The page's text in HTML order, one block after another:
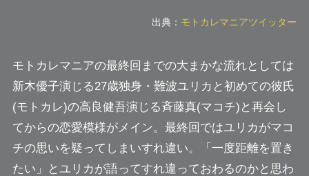
出典： モトカレマニアツイッター
モトカレマニアの最終回までの大まかな流れとしては
新木優子演じる27歳独身・ 難波ユリカ と初めての彼氏
(モトカレ)の高良健吾演じる斉藤真(マコチ) と再会し
てからの恋愛模様がメイン。最終回ではユリカがマコ
チの思いを疑ってしまいすれ違い。
「一度距離を置き
たい」
とユリカが語ってすれ違っておわるのかと思わ